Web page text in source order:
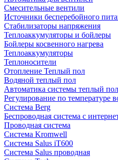
Смесительные вентили
Источники бесперебойного
Стабилизаторы напряжения
Теплоаккумуляторы и бойлеры
Бойлеры косвенного нагрева
Теплоаккумуляторы
Теплоносители
Отопление Теплый пол
Водяной теплый пол
Автоматика системы теплый пол
Регулирование по температуре
Система Berg
Беспроводная система с
Проводная система
Система Kromwell
Система Salus iT600
Система Salus проводная